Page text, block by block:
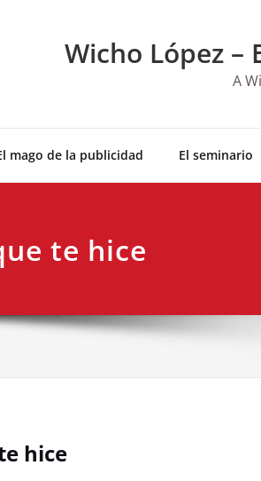
Wicho López –
A
mago de la publicidad El seminario
te hice
hice